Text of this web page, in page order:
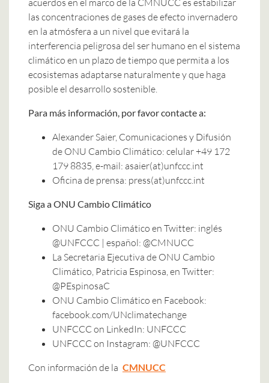
las concentraciones de gases de efecto invernadero
en la atmósfera a un nivel que evitará la
interferencia peligrosa del ser humano en el sistema
climático en un plazo de tiempo que permita a los
ecosistemas adaptarse naturalmente y que haga
posible el desarrollo sostenible.
Para más información, por favor contacte a:
Alexander Saier, Comunicaciones y Difusión
de ONU Cambio Climático: celular +49 172
179 8835, e-mail: asaier(at)unfccc.int
Oficina de prensa: press(at)unfccc.int
Siga a ONU Cambio Climático
ONU Cambio Climático en Twitter: inglés
@UNFCCC | español: @CMNUCC
La Secretaria Ejecutiva de ONU Cambio
Climático, Patricia Espinosa, en Twitter:
@PEspinosaC
ONU Cambio Climático en Facebook:
facebook.com/UNclimatechange
UNFCCC on LinkedIn: UNFCCC
UNFCCC on Instagram: @UNFCCC
Con información de la CMNUCC